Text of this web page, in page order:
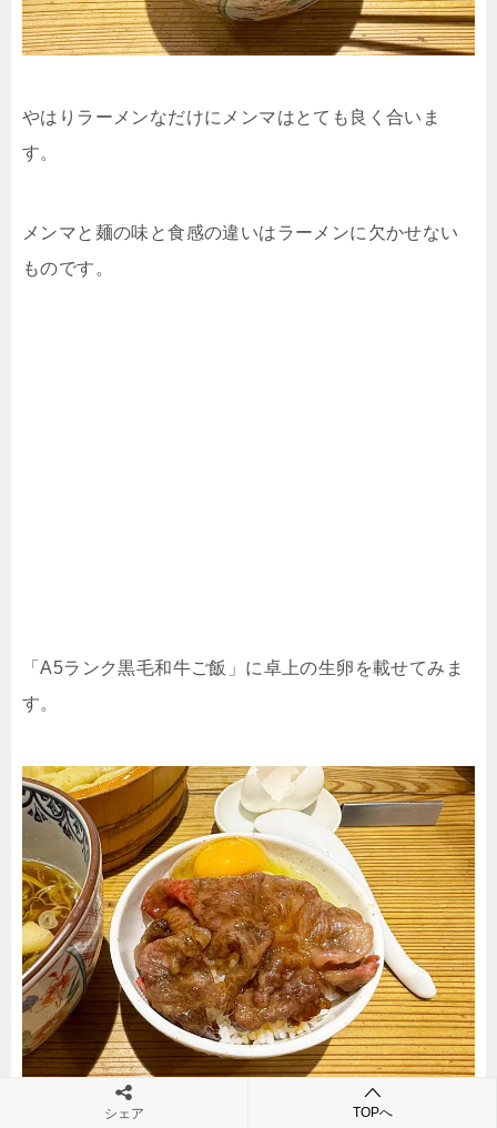
やはりラーメンなだけにメンマはとても良く合いま
す。
メンマと麺の味と食感の違いはラーメンに欠かせない
ものです。
「A5ランク黒毛和牛ご飯」に卓上の生卵を載せてみま
す。
シェア TOPへ